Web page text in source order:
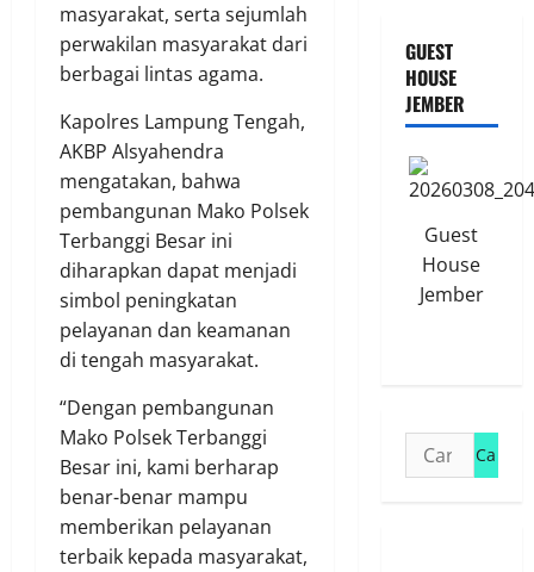
masyarakat, serta sejumlah
perwakilan masyarakat dari
berbagai lintas agama.
Kapolres Lampung Tengah,
AKBP Alsyahendra
mengatakan, bahwa
pembangunan Mako Polsek
Terbanggi Besar ini
diharapkan dapat menjadi
simbol peningkatan
pelayanan dan keamanan
di tengah masyarakat.
“Dengan pembangunan
Mako Polsek Terbanggi
Besar ini, kami berharap
benar-benar mampu
memberikan pelayanan
terbaik kepada masyarakat,
GUEST
HOUSE
JEMBER
Guest
House
Jember
Cari
untuk: